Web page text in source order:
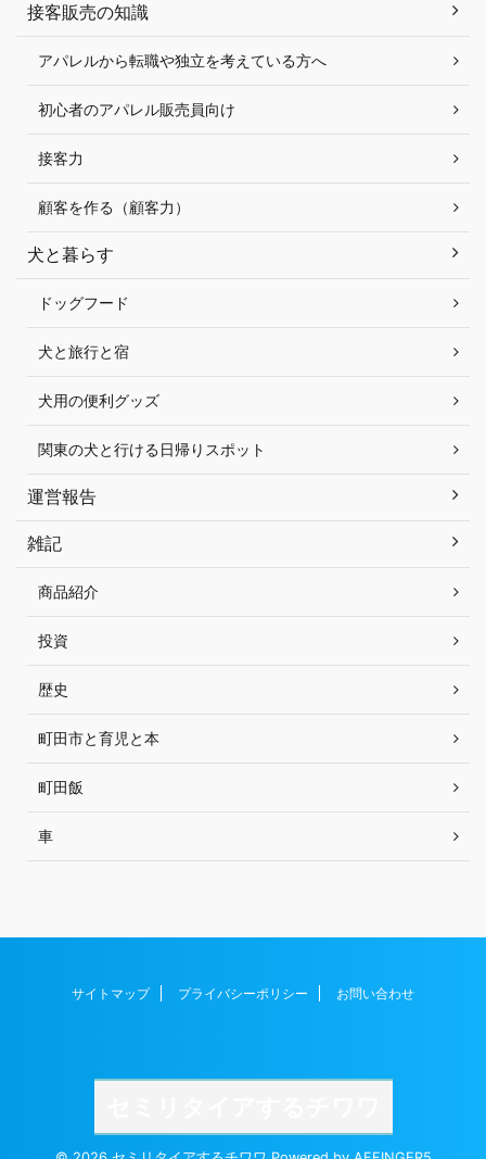
接客販売の知識
アパレルから転職や独立を考えている方へ
初心者のアパレル販売員向け
接客力
顧客を作る（顧客力）
犬と暮らす
ドッグフード
犬と旅行と宿
犬用の便利グッズ
関東の犬と行ける日帰りスポット
運営報告
雑記
商品紹介
投資
歴史
町田市と育児と本
町田飯
車
サイトマップ プライバシーポリシー お問い合わせ